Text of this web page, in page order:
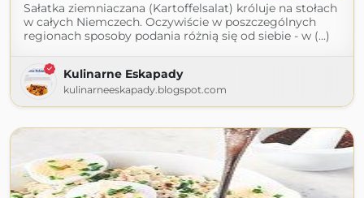
Sałatka ziemniaczana (Kartoffelsalat) króluje na stołach
w całych Niemczech. Oczywiście w poszczególnych
regionach sposoby podania różnią się od siebie - w (...)
Kulinarne Eskapady
kulinarneeskapady.blogspot.com